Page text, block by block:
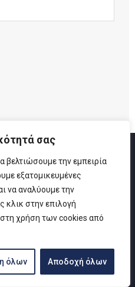
σας
βελτιώσουμε την εμπειρία
εξατομικευμένες
να αναλύουμε την
κλικ στην επιλογή
χρήση των cookies από
όλων Αποδοχή όλων